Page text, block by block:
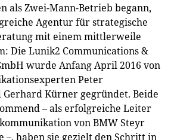
als Zwei-Mann-Betrieb begann,
Agentur für strategische
mit einem mittlerweile
Die Lunik2 Communications &
wurde Anfang April 2016 von
Peter
Kürner gegründet. Beide
– als erfolgreiche Leiter
von BMW Steyr
–, haben sie gezielt den Schritt in